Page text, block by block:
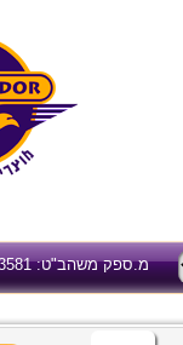
מ.ספק משהב"ט: 0011013581